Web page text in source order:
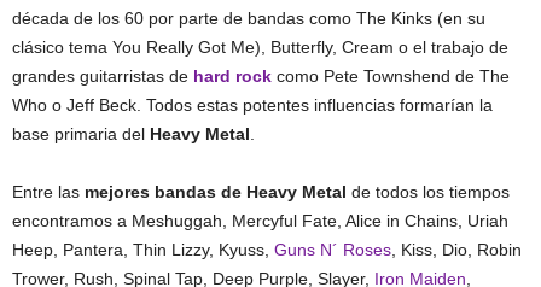
década de los 60 por parte de bandas como The Kinks (en su
clásico tema You Really Got Me), Butterfly, Cream o el trabajo de
grandes guitarristas de hard rock como Pete Townshend de The
Who o Jeff Beck. Todos estas potentes influencias formarían la
base primaria del Heavy Metal
Entre las mejores bandas de Heavy Metal de todos los tiempos
encontramos a Meshuggah, Mercyful Fate, Alice in Chains, Uriah
Heep, Pantera, Thin Lizzy, Kyuss, Guns N´ Roses , Kiss, Dio, Robin
Trower, Rush, Spinal Tap, Deep Purple, Slayer, Iron Maiden